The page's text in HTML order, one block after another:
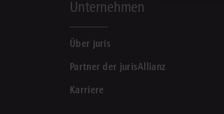
Unternehmen
Über juris
Partner der jurisAllianz
Karriere